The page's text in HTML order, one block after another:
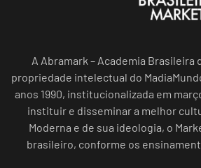
A Abramark – Academia
propriedade intelectual do
anos 1990, institucionalizada em
instituir e disseminar a melhor
Moderna e de sua ideologia, o
brasileiro, conforme os